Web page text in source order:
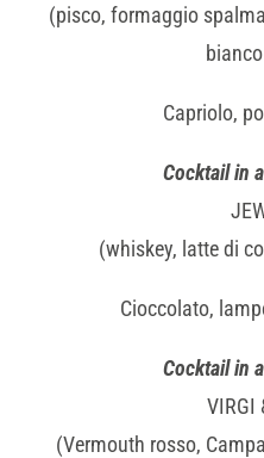
(pisco, formaggio
Capriolo,
Cocktail in
(whiskey, latte di
Cioccolato,
Cocktail in
VIRGI
(Vermouth rosso,